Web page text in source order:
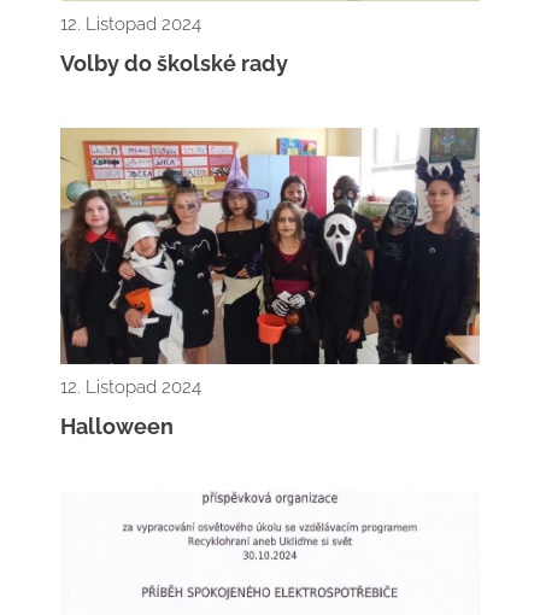
12. Listopad 2024
Volby do školské rady
12. Listopad 2024
Halloween